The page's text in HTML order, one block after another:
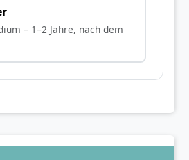
– 1–2 Jahre, nach dem